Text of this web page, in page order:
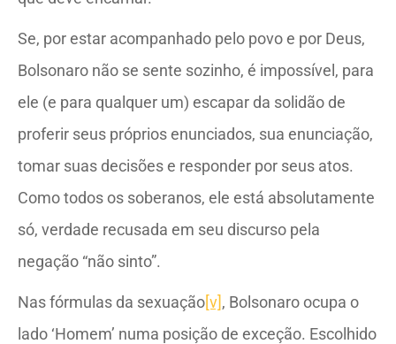
Se, por estar acompanhado pelo povo e por Deus,
Bolsonaro não se sente sozinho, é impossível, para
ele (e para qualquer um) escapar da solidão de
proferir seus próprios enunciados, sua enunciação,
tomar suas decisões e responder por seus atos.
Como todos os soberanos, ele está absolutamente
só, verdade recusada em seu discurso pela
negação “não sinto”.
Nas fórmulas da sexuação[v], Bolsonaro ocupa o
lado ‘Homem’ numa posição de exceção. Escolhido